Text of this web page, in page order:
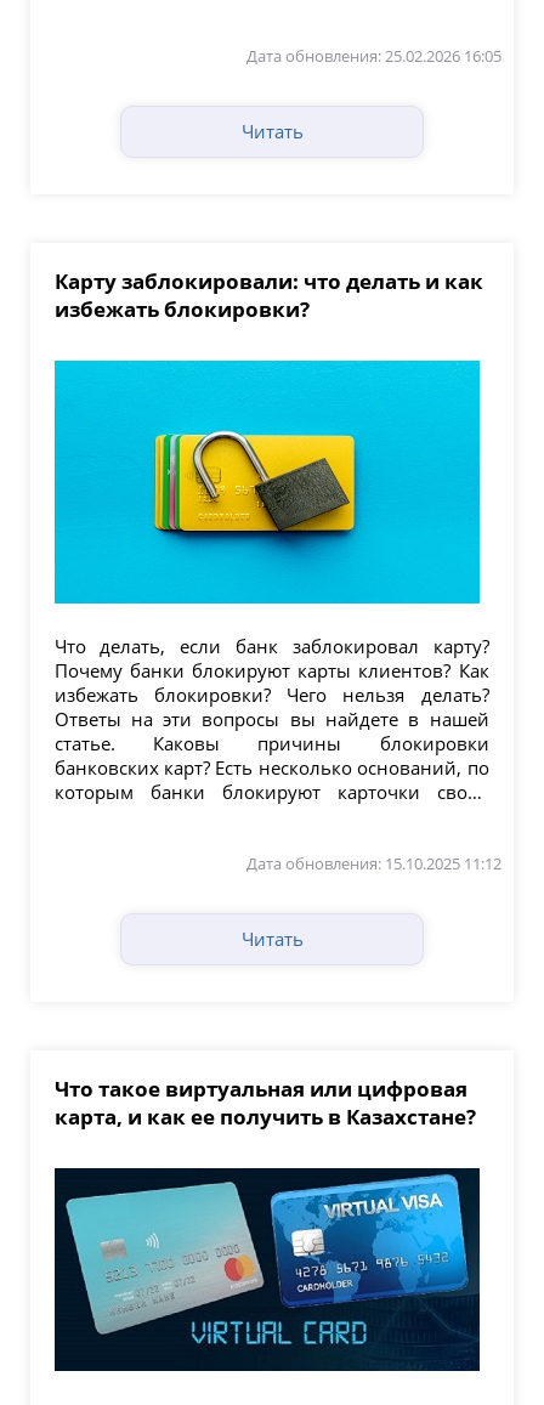
Дата обновления: 25.02.2026 16:05
Читать
Карту заблокировали: что делать и как
избежать блокировки?
Что делать, если банк заблокировал карту?
Почему банки блокируют карты клиентов? Как
избежать блокировки? Чего нельзя делать?
Ответы на эти вопросы вы найдете в нашей
статье. Каковы причины блокировки
банковских карт? Есть несколько оснований, по
которым банки блокируют карточки своих
Дата обновления: 15.10.2025 11:12
Читать
Что такое виртуальная или цифровая
карта, и как ее получить в Казахстане?